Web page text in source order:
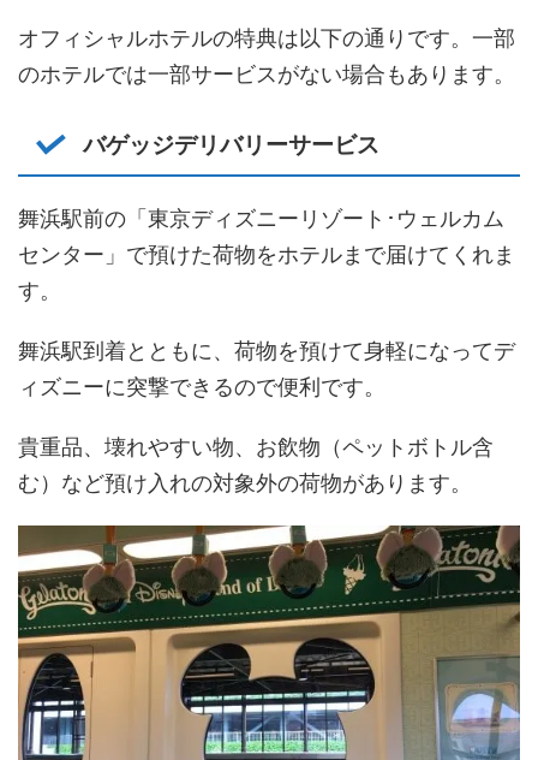
オフィシャルホテルの特典は以下の通りです。一部
のホテルでは一部サービスがない場合もあります。
バゲッジデリバリーサービス
舞浜駅前の「東京ディズニーリゾート･ウェルカム
センター」で預けた荷物をホテルまで届けてくれま
す。
舞浜駅到着とともに、荷物を預けて身軽になってデ
ィズニーに突撃できるので便利です。
貴重品、壊れやすい物、お飲物（ペットボトル含
む）など預け入れの対象外の荷物があります。